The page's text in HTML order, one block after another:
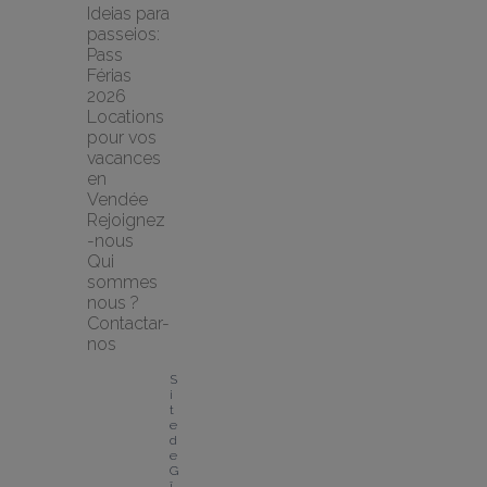
Ideias para
passeios:
Pass
Férias
2026
Locations
pour vos
vacances
en
Vendée
Rejoignez
-nous
Qui
sommes
nous ?
Contactar-
nos
S
i
t
e
d
e
G